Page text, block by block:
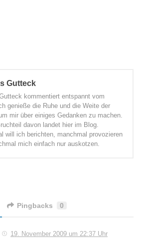
Gutteck
kommentiert entspannt vom
genieße die Ruhe und die Weite der
mir über einiges Gedanken zu machen.
davon landet hier im Blog.
will ich berichten, manchmal provozieren
mich einfach nur auskotzen.
Pingbacks 0
19. November 2009 um 22:37 Uhr